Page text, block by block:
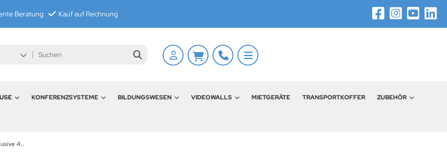
Beratung Kauf auf Rechnung
KONFERENZSYSTEME BILDUNGSWESEN VIDEOWALLS MIETGERÄTE TRANSPORTKOFFER ZUBEHÖR
Outdoor Totem inklusive 46 Zoll Fernseher